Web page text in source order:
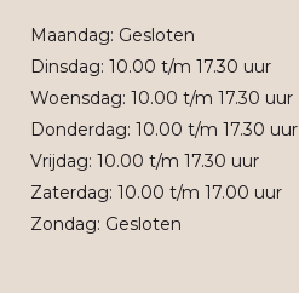
Maandag: Gesloten
Dinsdag: 10.00 t/m 17.30 uur
Woensdag: 10.00 t/m 17.30 uur
Donderdag: 10.00 t/m 17.30 uur
Vrijdag: 10.00 t/m 17.30 uur
Zaterdag: 10.00 t/m 17.00 uur
Zondag: Gesloten